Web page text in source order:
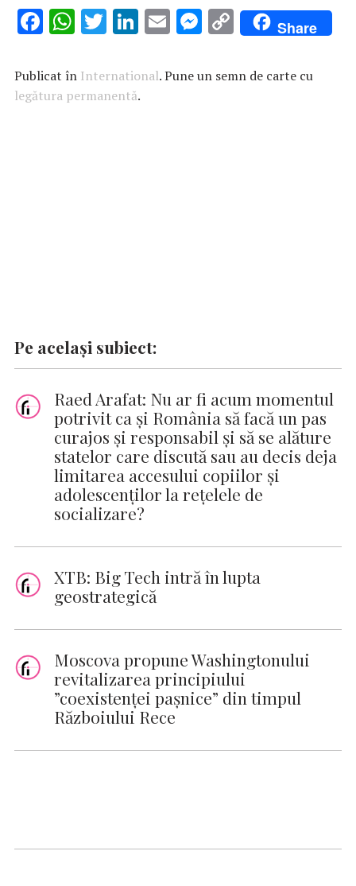
F
e
b
W
at
s
T
it
te
Li
k
e
E
ai
M
se
C
o
p
Share
Publicat în International. Pune un semn de carte cu
legătura permanentă.
Pe același subiect:
Raed Arafat: Nu ar fi acum momentul
potrivit ca şi România să facă un pas
curajos şi responsabil şi să se alăture
statelor care discută sau au decis deja
limitarea accesului copiilor şi
adolescenţilor la reţelele de
socializare?
XTB: Big Tech intră în lupta
geostrategică
Moscova propune Washingtonului
revitalizarea principiului
”coexistenţei paşnice” din timpul
Războiului Rece